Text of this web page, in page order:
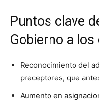
Puntos clave
Gobierno a
Reconocimiento del
preceptores, que
Aumento en